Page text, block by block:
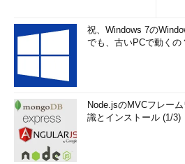
祝、Windows 7の
でも、古いPCで動くの
Node.jsのMVCフレー
識とインストール (1/3)